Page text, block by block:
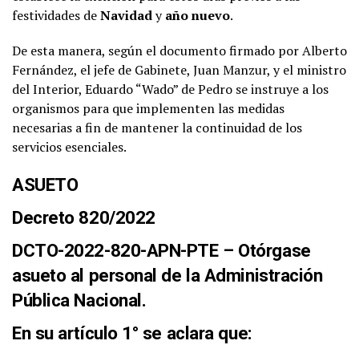
festividades deNavidadyaño nuevo.
De esta manera, según el documento firmado por Alberto
Fernández, el jefe de Gabinete, Juan Manzur, y el ministro
del Interior, Eduardo “Wado” de Pedro se instruye a los
organismos para que implementen las medidas
necesarias a fin de mantener la continuidad de los
servicios esenciales.
ASUETO
Decreto 820/2022
DCTO-2022-820-APN-PTE – Otórgase
asueto al personal de la Administración
Pública Nacional.
En su artículo 1° se aclara que: